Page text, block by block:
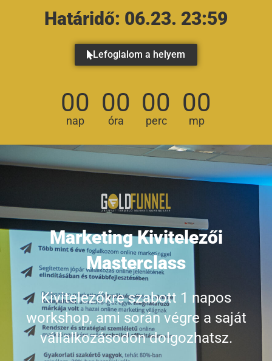
Határidő: 06.23. 23:59
Lefoglalom a helyem
00
nap
00
óra
00
perc
00
mp
Marketing Kivitelezői
Masterclass
Kivitelezőkre szabott 1 napos
workshop, ami során végre a saját
vállalkozásodon dolgozhatsz.